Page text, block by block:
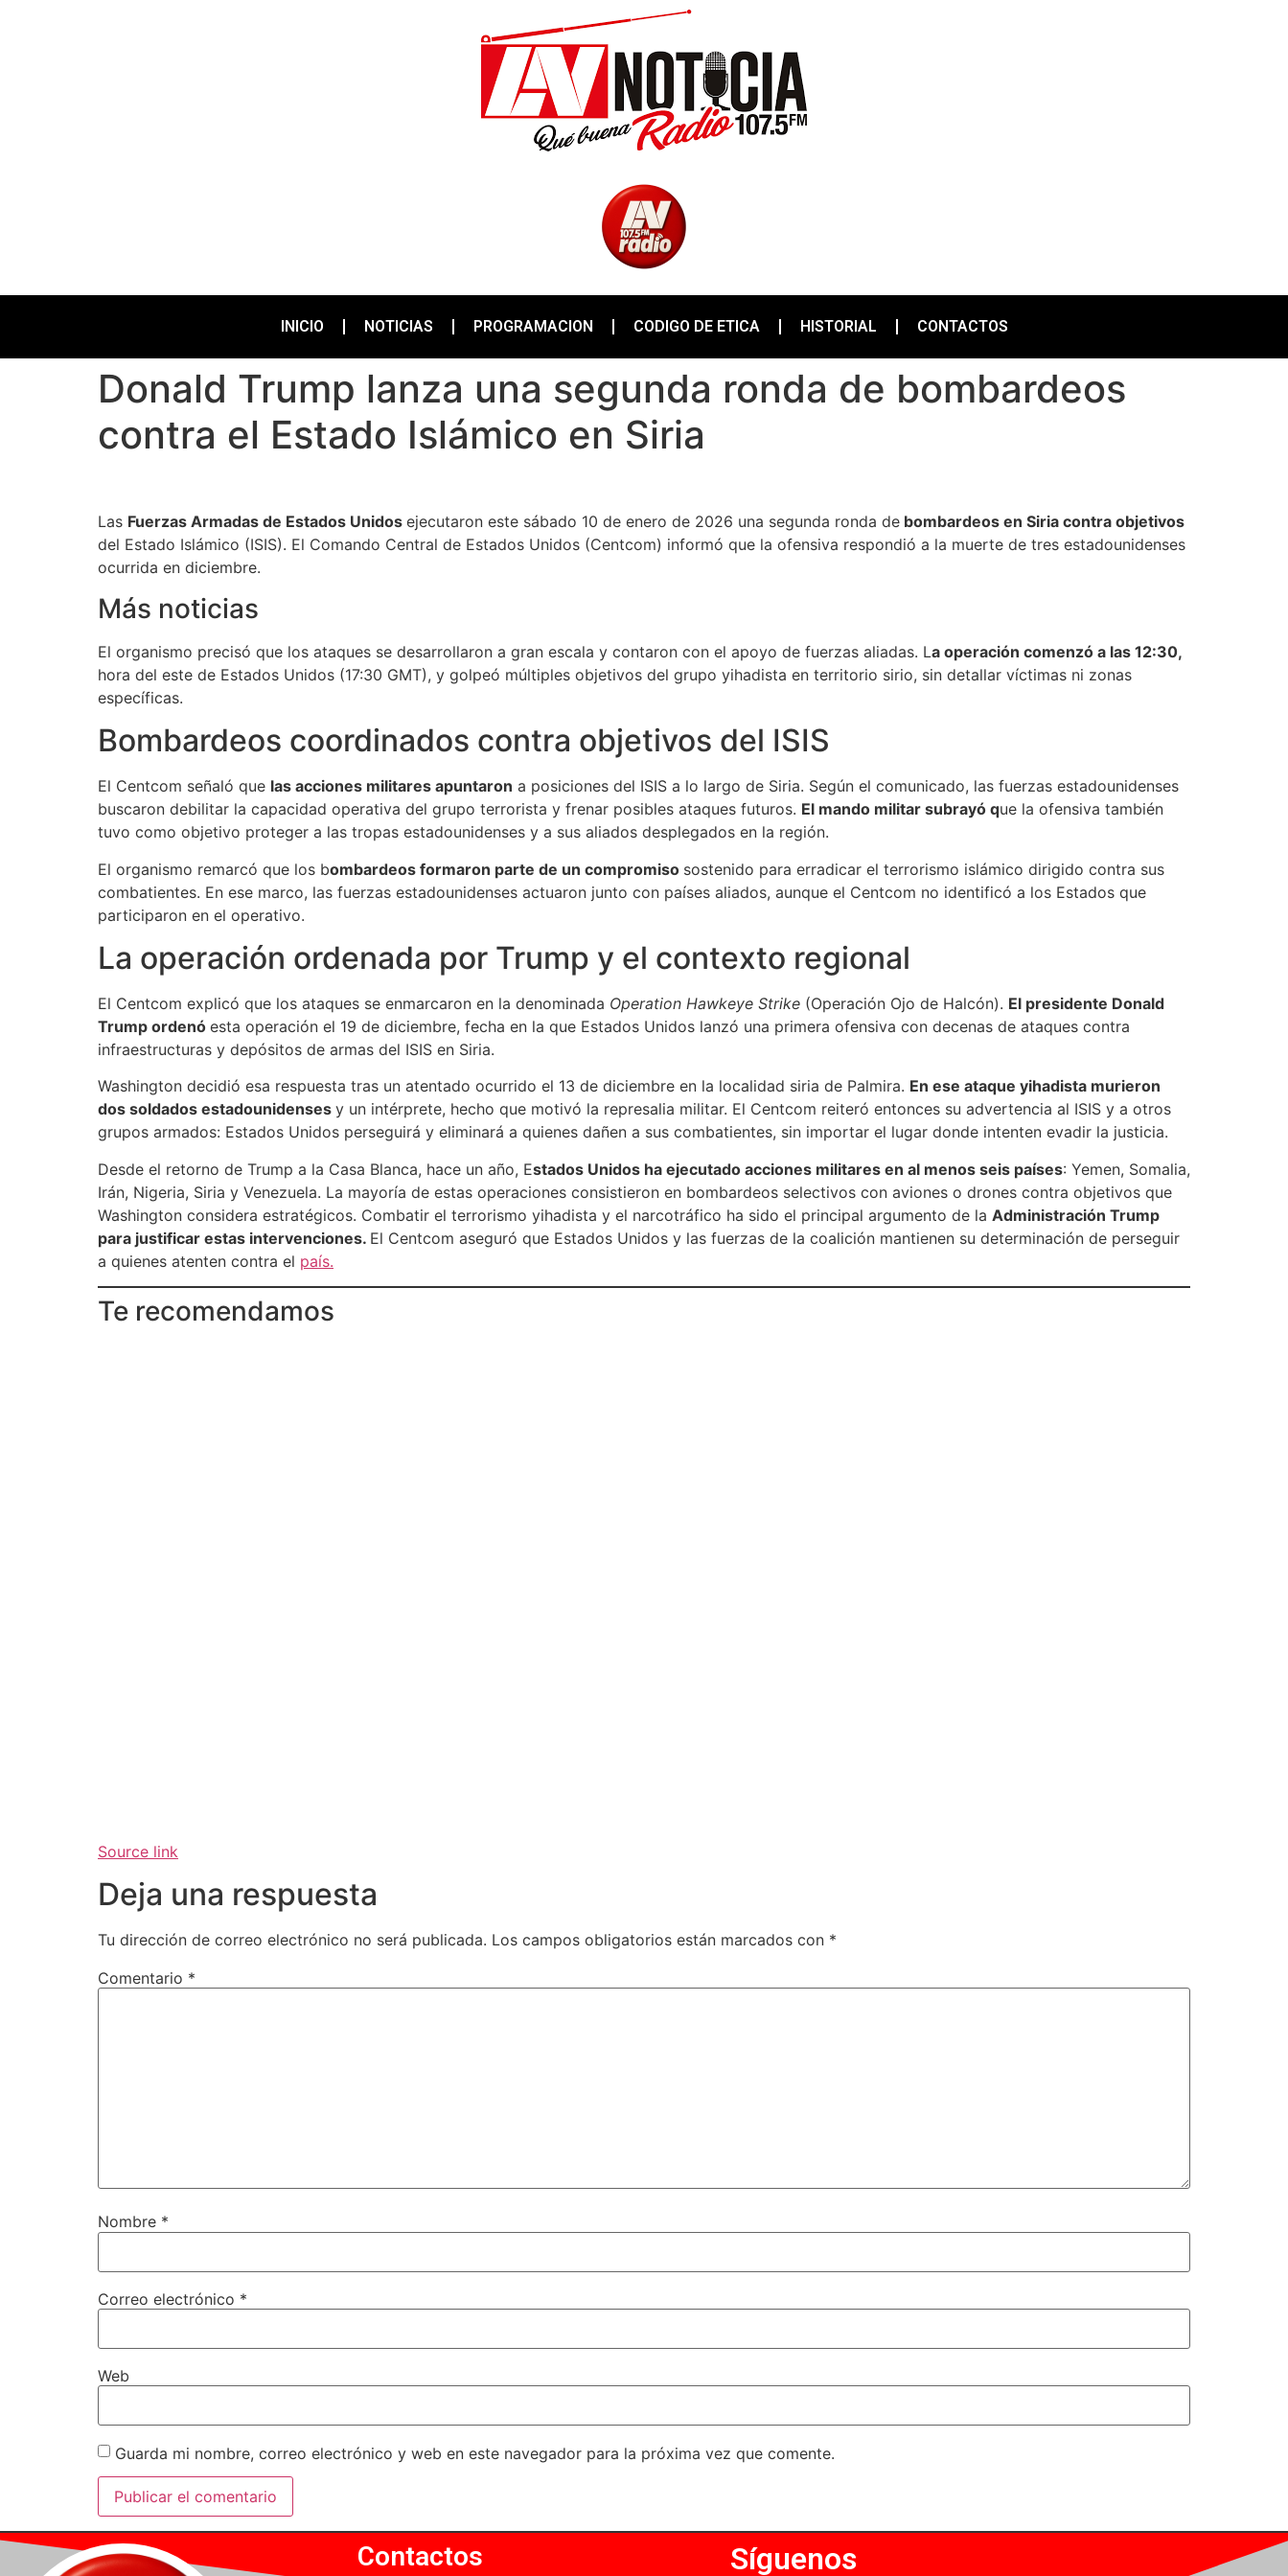
INICIO NOTICIAS PROGRAMACION CODIGO DE ETICA HISTORIAL CONTACTOS
Donald Trump lanza una segunda ronda de bombardeos
contra el Estado Islámico en Siria
Las Fuerzas Armadas de Estados Unidos ejecutaron este sábado 10 de enero de 2026 una segunda ronda de bombardeos en Siria contra objetivos
del Estado Islámico (ISIS). El Comando Central de Estados Unidos (Centcom) informó que la ofensiva respondió a la muerte de tres estadounidenses
ocurrida en diciembre.
Más noticias
El organismo precisó que los ataques se desarrollaron a gran escala y contaron con el apoyo de fuerzas aliadas. La operación comenzó a las 12:30,
hora del este de Estados Unidos (17:30 GMT), y golpeó múltiples objetivos del grupo yihadista en territorio sirio, sin detallar víctimas ni zonas
específicas.
Bombardeos coordinados contra objetivos del ISIS
El Centcom señaló que las acciones militares apuntaron a posiciones del ISIS a lo largo de Siria. Según el comunicado, las fuerzas estadounidenses
buscaron debilitar la capacidad operativa del grupo terrorista y frenar posibles ataques futuros. El mando militar subrayó que la ofensiva también
tuvo como objetivo proteger a las tropas estadounidenses y a sus aliados desplegados en la región.
El organismo remarcó que los bombardeos formaron parte de un compromiso sostenido para erradicar el terrorismo islámico dirigido contra sus
combatientes. En ese marco, las fuerzas estadounidenses actuaron junto con países aliados, aunque el Centcom no identificó a los Estados que
participaron en el operativo.
La operación ordenada por Trump y el contexto regional
El Centcom explicó que los ataques se enmarcaron en la denominada Operation Hawkeye Strike (Operación Ojo de Halcón). El presidente Donald
Trump ordenó esta operación el 19 de diciembre, fecha en la que Estados Unidos lanzó una primera ofensiva con decenas de ataques contra
infraestructuras y depósitos de armas del ISIS en Siria.
Washington decidió esa respuesta tras un atentado ocurrido el 13 de diciembre en la localidad siria de Palmira. En ese ataque yihadista murieron
dos soldados estadounidenses y un intérprete, hecho que motivó la represalia militar. El Centcom reiteró entonces su advertencia al ISIS y a otros
grupos armados: Estados Unidos perseguirá y eliminará a quienes dañen a sus combatientes, sin importar el lugar donde intenten evadir la justicia.
Desde el retorno de Trump a la Casa Blanca, hace un año, Estados Unidos ha ejecutado acciones militares en al menos seis países: Yemen, Somalia,
Irán, Nigeria, Siria y Venezuela. La mayoría de estas operaciones consistieron en bombardeos selectivos con aviones o drones contra objetivos que
Washington considera estratégicos. Combatir el terrorismo yihadista y el narcotráfico ha sido el principal argumento de la Administración Trump
para justificar estas intervenciones. El Centcom aseguró que Estados Unidos y las fuerzas de la coalición mantienen su determinación de perseguir
a quienes atenten contra el país.
Te recomendamos
Source link
Deja una respuesta
Tu dirección de correo electrónico no será publicada. Los campos obligatorios están marcados con *
Comentario *
Nombre *
Correo electrónico *
Web
Guarda mi nombre, correo electrónico y web en este navegador para la próxima vez que comente.
Contactos Síguenos